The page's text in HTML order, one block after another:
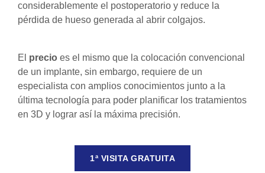
considerablemente el postoperatorio y reduce la
pérdida de hueso generada al abrir colgajos.
El precio es el mismo que la colocación convencional
de un implante, sin embargo, requiere de un
especialista con amplios conocimientos junto a la
última tecnología para poder planificar los tratamientos
en 3D y lograr así la máxima precisión.
1ª VISITA GRATUITA